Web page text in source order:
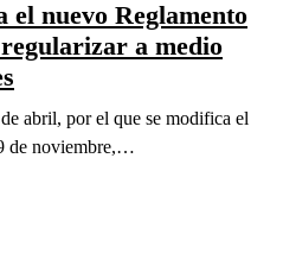
nuevo Reglamento
a medio
abril, por el que se modifica el
de noviembre,…